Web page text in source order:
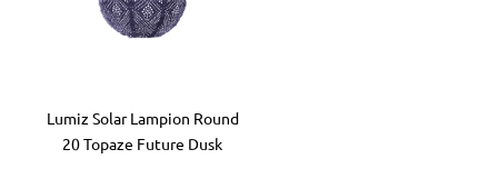
Lumiz Solar Lampion Round
20 Topaze Future Dusk